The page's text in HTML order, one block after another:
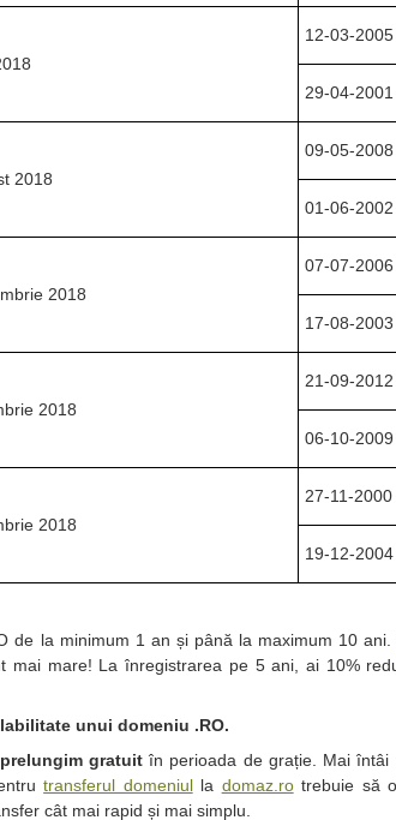
12-03-
29-04-
2018
09-05-
01-06-
2018
07-07-
17-08-
2018
21-09-
06-10-
2018
27-11-
19-12-
de la minimum 1 an și până la maximum 10 ani.
mare! La înregistrarea pe 5 ani, ai 10%
unui domeniu .RO.
prelungim gratuitîn perioada de grație. Mai întâi
transferul domeniulla domaz.rotrebuie să
cât mai rapid și mai simplu.